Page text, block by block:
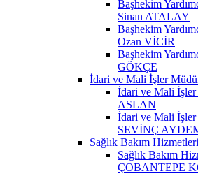
Başhekim
Sinan ATALAY
Başhekim
Ozan VİCİR
Başhekim
GÖKÇE
İdari ve Mali İşler
İdari ve Mali
ASLAN
İdari ve Mali İşler
SEVİNÇ
Sağlık Bakım
Sağlık Bakım
ÇOBANTEPE